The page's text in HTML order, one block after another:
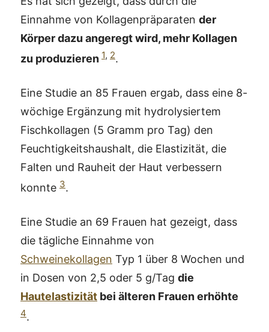
Einnahme von Kollagenpräparaten der
Körper dazu angeregt wird, mehr Kollagen
zu produzieren 1, 2.
Eine Studie an 85 Frauen ergab, dass eine 8-
wöchige Ergänzung mit hydrolysiertem
Fischkollagen (5 Gramm pro Tag) den
Feuchtigkeitshaushalt, die Elastizität, die
Falten und Rauheit der Haut verbessern
konnte 3.
Eine Studie an 69 Frauen hat gezeigt, dass
die tägliche Einnahme von
Schweinekollagen Typ 1 über 8 Wochen und
in Dosen von 2,5 oder 5 g/Tag die
Hautelastizität bei älteren Frauen erhöhte
4.